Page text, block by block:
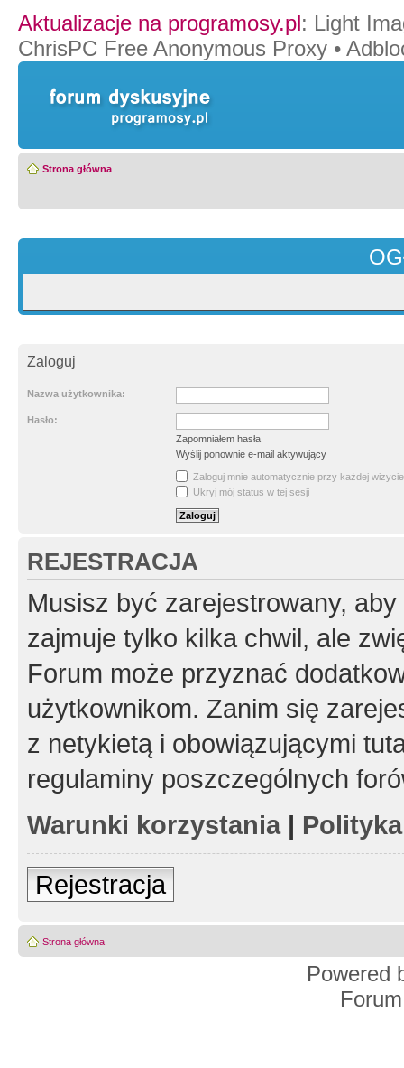
Aktualizacje na programosy.pl: Light
ChrisPC Free Anonymous Proxy •
Strona główna
Zaloguj
Nazwa użytkownika:
Hasło:
Zapomniałem hasła
Wyślij ponownie e-mail aktywujący
Zaloguj mnie automatycznie przy każdej wizycie
Ukryj mój status w tej sesji
REJESTRACJA
Musisz być zarejestrowany,
zajmuje tylko kilka chwil, ale
Forum może przyznać
użytkownikom. Zanim się
z netykietą i obowiązującymi
regulaminy poszczególnych
Warunki korzystania|
Rejestracja
Strona główna
Powered